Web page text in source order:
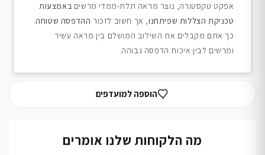
אפקט טקסטורה, נוצר מראה תלת-ממדי מרשים באמצעות
טכניקת הצללות שפיתחנו, אך חשוב לזכור ההדפסה שטוחה.
כך אתם מקבלים את השילוב המושלם בין מראה עשיר
ומרשים לבין איכות הדפסה גבוהה.
הוספה למועדפים
מה הלקוחות שלנו אומרים